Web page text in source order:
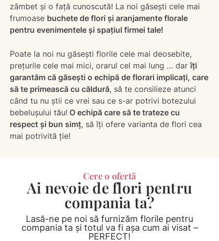
zâmbet și o față cunoscută! La noi găsești cele mai
frumoase buchete de flori și aranjamente florale
pentru evenimentele și spațiul firmei tale!
Poate la noi nu găsești florile cele mai deosebite,
prețurile cele mai mici, orarul cel mai lung … darîți
garantăm că găsești o echipă de florari implicați, care
să te primească cu căldură, să te consilieze atunci
când tu nu știi ce vrei sau ce s-ar potrivi botezului
bebelușului tău! O echipă care să te trateze cu
respect și bun simț, să îți ofere varianta de flori cea
mai potrivită ție!
Cere o ofertă
Ai nevoie de flori pentru
compania ta?
Lasă-ne pe noi să furnizăm florile pentru
compania ta și totul va fi așa cum ai visat –
PERFECT!